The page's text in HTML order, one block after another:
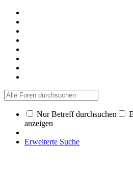
Nur Betreff durchsuchen
anzeigen
Erweiterte Suche